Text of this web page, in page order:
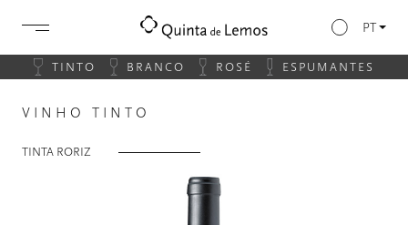
PT
TINTO BRANCO ROSÉ ESPUMANTES
VINHO TINTO
TINTA RORIZ